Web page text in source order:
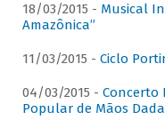
18/03/2015 - Musical
Amazônica”
11/03/2015 - Ciclo
04/03/2015 - Concerto
Popular de Mãos